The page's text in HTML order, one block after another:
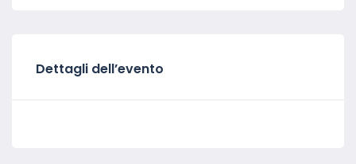
Dettagli dell’evento